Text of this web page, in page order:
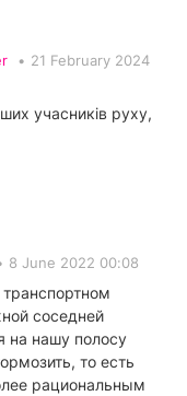
• 21 February 2024
учасників руху,
8 June 2022 00:08
соседней
на нашу полосу
то есть
рациональным